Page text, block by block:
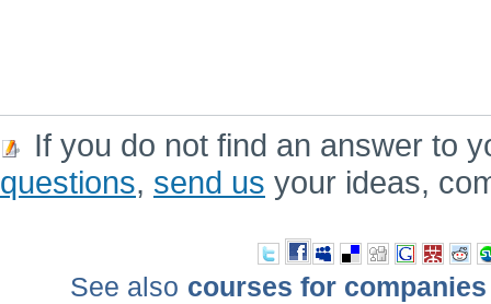
If you do not find an answer to
questions, send us your ideas,
See also courses for companies